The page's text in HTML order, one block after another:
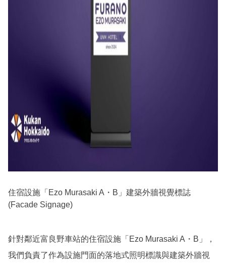
住宿設施「Ezo Murasaki A・B」建築外牆視覺標誌
(Facade Signage)
針對鄰近富良野車站的住宿設施「Ezo Murasaki A・B」，
我們負責了作為設施門面的落地式照明標識與建築外牆視